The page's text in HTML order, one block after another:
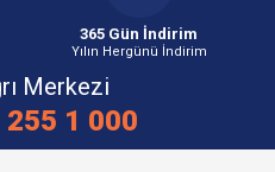
365 Gün İndirim
Yılın Hergünü İndirim
Merkezi
255 1 000